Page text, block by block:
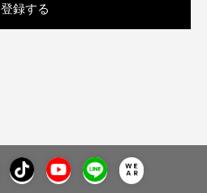
登録する